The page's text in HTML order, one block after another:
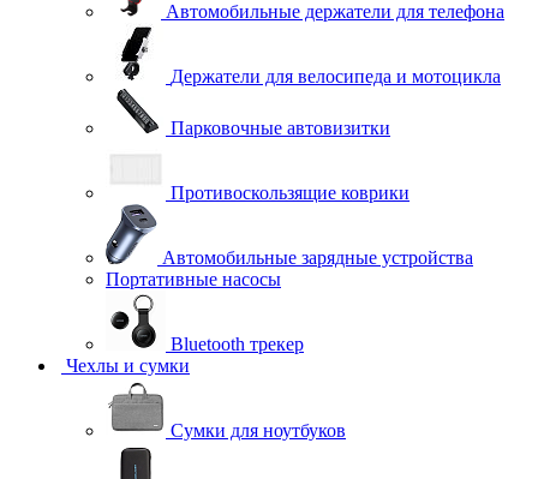
Автомобильные держатели для телефона
Держатели для велосипеда и мотоцикла
Парковочные автовизитки
Противоскользящие коврики
Автомобильные зарядные устройства
Портативные насосы
Bluetooth трекер
Чехлы и сумки
Сумки для ноутбуков